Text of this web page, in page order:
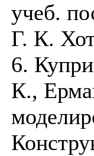
учеб.
Г. К.
6.
К.,